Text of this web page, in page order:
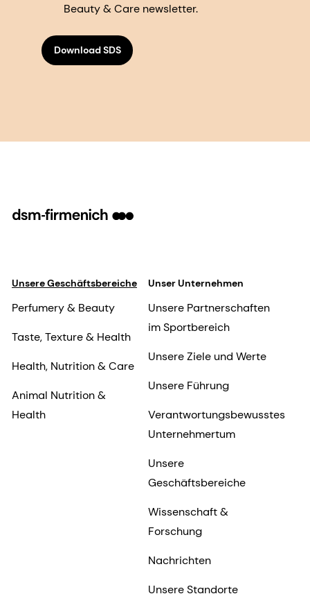
Beauty & Care newsletter.
Download SDS
Unsere Geschäftsbereiche
Perfumery & Beauty
Taste, Texture & Health
Health, Nutrition & Care
Animal Nutrition &
Health
Unser Unternehmen
Unsere Partnerschaften
im Sportbereich
Unsere Ziele und Werte
Unsere Führung
Verantwortungsbewusstes
Unternehmertum
Unsere
Geschäftsbereiche
Wissenschaft &
Forschung
Nachrichten
Unsere Standorte